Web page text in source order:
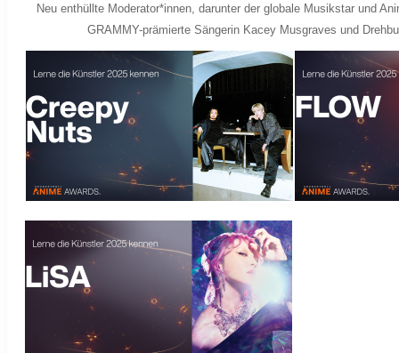
Neu enthüllte Moderator*innen, darunter der globale Musikstar und
GRAMMY-prämierte Sängerin Kacey Musgraves und